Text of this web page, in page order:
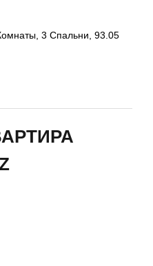
3 Спальни, 93.05